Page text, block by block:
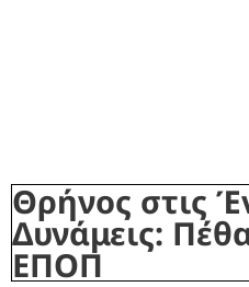
Θρήνος στις
Δυνάμεις:
ΕΠΟΠ